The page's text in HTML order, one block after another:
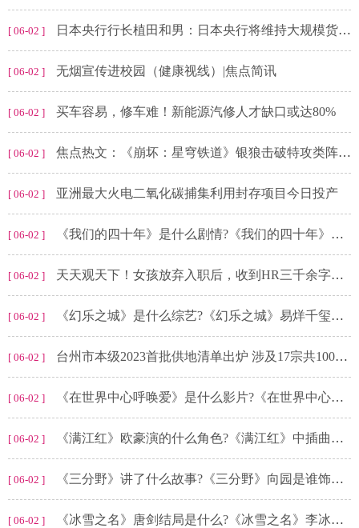
[ 06-02 ] 日本央行行长植田和男：日本央行将维持大规模货币宽松，因为实现价格目标需要更多时间
[ 06-02 ] 无烟宣传进校园（健康视线）|焦点简讯
[ 06-02 ] 买车容易，修车难！新能源汽修人才缺口或达80%
[ 06-02 ] 焦点热文：《崩坏：星穹铁道》银狼击破特攻类阵容搭配
[ 06-02 ] 亚洲最大火电二氧化碳捕集利用封存项目今日投产
[ 06-02 ] 《我们的四十年》是什么剧情?《我们的四十年》冯都最后和谁一起了?
[ 06-02 ] 天天观天下！女孩放弃入职后，收到HR三千余字回复，当事人：对方给了我很大帮助
[ 06-02 ] 《幻乐之城》是什么综艺?《幻乐之城》易烊千玺唱演的节目是什么?
[ 06-02 ] 台州市本级2023首批供地清单出炉 涉及17宗共100公顷宅地
[ 06-02 ] 《在世界中心呼唤爱》是什么影片?《在世界中心呼唤爱》结局是什么?
[ 06-02 ] 《满江红》欧豪演的什么角色?《满江红》中插曲戏曲是什么?
[ 06-02 ] 《三分野》讲了什么故事?《三分野》向园是谁饰演的?
[ 06-02 ] 《冰雪之名》唐剑结局是什么?《冰雪之名》李冰河和谁在一起?